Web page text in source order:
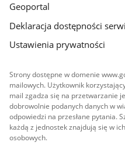
Geoportal
Deklaracja dostępności
Ustawienia prywatności
Strony dostępne w domenie
mailowych. Użytkownik
mail zgadza się na przetwarzanie
dobrowolnie podanych danych w
odpowiedzi na przesłane pytania.
każdą z jednostek znajdują się w
osobowych.